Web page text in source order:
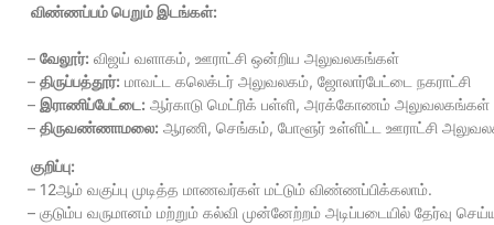
விண்ணப்பம் பெறும் இடங்கள்:
– வேலூர்: விஜய் வளாகம், ஊராட்சி ஒன்றிய அலுவலகங்கள்
– திருப்பத்தூர்: மாவட்ட கலெக்டர் அலுவலகம், ஜோலார்பேட்டை நகராட்சி
– இராணிப்பேட்டை: ஆர்காடு மெட்ரிக் பள்ளி, அரக்கோணம் அலுவலகங்கள்
– திருவண்ணாமலை: ஆரணி, செங்கம், போளூர் உள்ளிட்ட ஊராட்சி
குறிப்பு:
– 12ஆம் வகுப்பு முடித்த மாணவர்கள் மட்டும் விண்ணப்பிக்கலாம்.
– குடும்ப வருமானம் மற்றும் கல்வி முன்னேற்றம் அடிப்படையில் தேர்வு